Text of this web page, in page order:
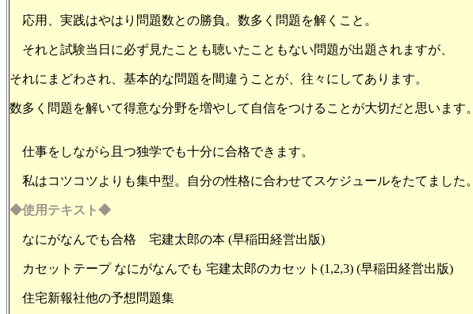
応用、実践はやはり問題数との勝負。数多く問題を解くこと。
それと試験当日に必ず見たことも聴いたこともない問題が出題されますが、
それにまどわされ、基本的な問題を間違うことが、往々にしてあります。
数多く問題を解いて得意な分野を増やして自信をつけることが大切だと思います。
仕事をしながら且つ独学でも十分に合格できます。
私はコツコツよりも集中型。自分の性格に合わせてスケジュールをたてました。
◆使用テキスト◆
なにがなんでも合格 宅建太郎の本 (早稲田経営出版)
カセットテープ なにがなんでも 宅建太郎のカセット(1,2,3) (早稲田経営出版)
住宅新報社他の予想問題集